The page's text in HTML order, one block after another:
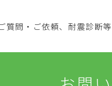
質問・ご依頼、耐震診断